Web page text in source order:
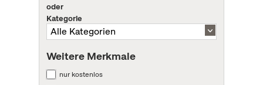
oder
Kategorie
Weitere Merkmale
nur kostenlos